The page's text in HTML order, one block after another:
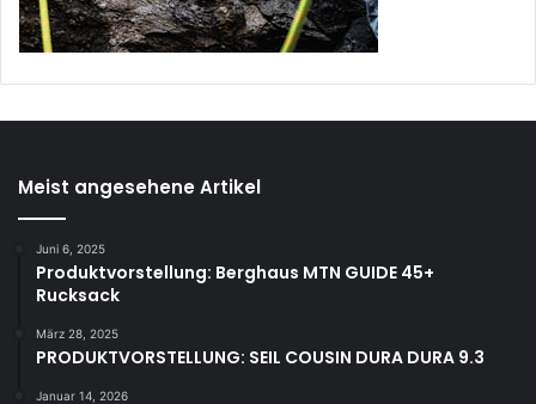
Meist angesehene Artikel
Juni 6, 2025
Produktvorstellung: Berghaus MTN GUIDE 45+
Rucksack
März 28, 2025
PRODUKTVORSTELLUNG: SEIL COUSIN DURA DURA 9.3
Januar 14, 2026